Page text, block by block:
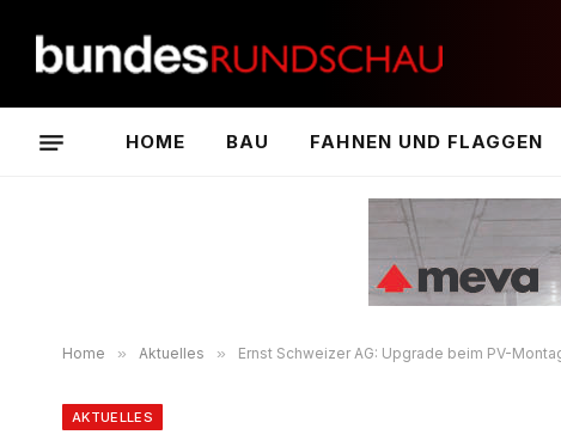
HOME BAU FAHNEN UND FLAGGEN
Home » Aktuelles » Ernst Schweizer AG: Upgrade beim PV-
AKTUELLES